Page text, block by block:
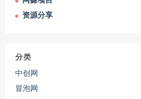
资源分享
分类
中创网
冒泡网